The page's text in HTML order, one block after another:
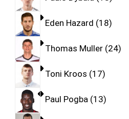
Eden Hazard 18
Thomas Muller 24
Toni Kroos 17
Paul Pogba 13